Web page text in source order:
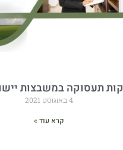
תעסוקה במשבצות
4 באוגוסט 2021
קרא עוד »